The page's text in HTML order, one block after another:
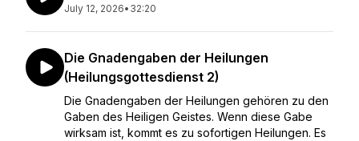
July 12, 2026• 32:20
Die Gnadengaben der Heilungen
(Heilungsgottesdienst 2)
Die Gnadengaben der Heilungen gehören zu den
Gaben des Heiligen Geistes. Wenn diese Gabe
wirksam ist, kommt es zu sofortigen Heilungen. Es